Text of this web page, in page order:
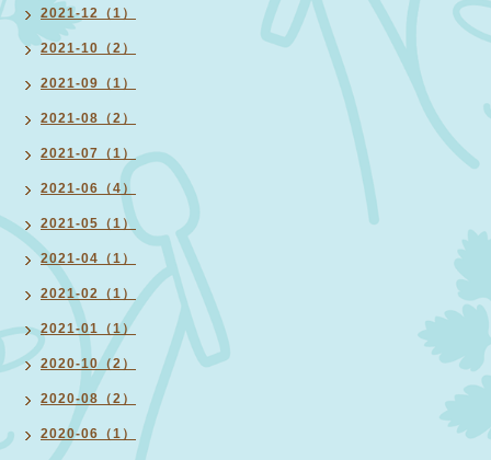
2021-12（1）
2021-10（2）
2021-09（1）
2021-08（2）
2021-07（1）
2021-06（4）
2021-05（1）
2021-04（1）
2021-02（1）
2021-01（1）
2020-10（2）
2020-08（2）
2020-06（1）